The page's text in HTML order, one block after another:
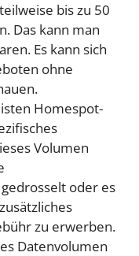
bis zu 50
Das kann man
Es kann sich
ohne
Homespot-
Volumen
oder es
zu erwerben.
Datenvolumen